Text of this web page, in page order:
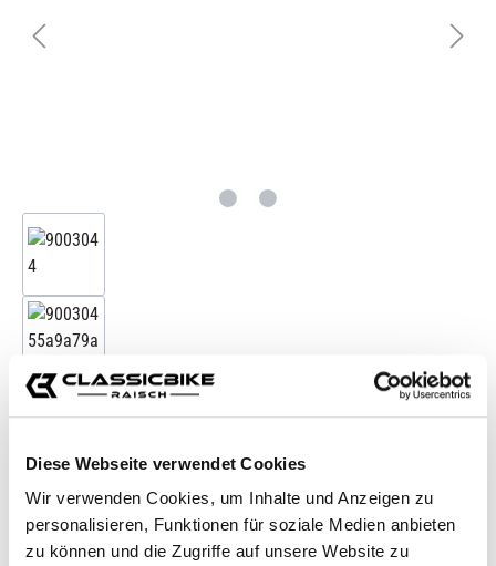
Diese Webseite verwendet Cookies
Wir verwenden Cookies, um Inhalte und Anzeigen zu
personalisieren, Funktionen für soziale Medien anbieten
zu können und die Zugriffe auf unsere Website zu
Zubehörartikel
Motoscope Mini
259,00 €*
18,05 €*